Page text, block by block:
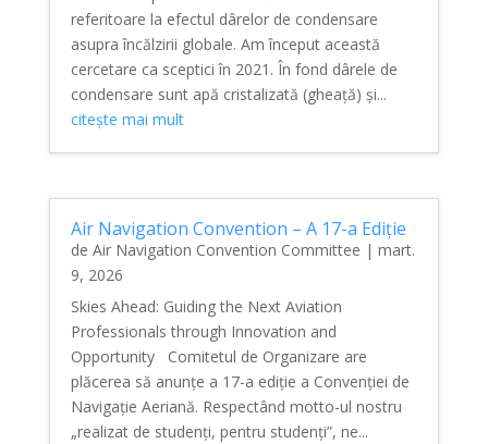
referitoare la efectul dârelor de condensare
asupra încălzirii globale. Am început această
cercetare ca sceptici în 2021. În fond dârele de
condensare sunt apă cristalizată (gheață) și...
citește mai mult
Air Navigation Convention – A 17-a Ediție
de Air Navigation Convention Committee | mart.
9, 2026
Skies Ahead: Guiding the Next Aviation
Professionals through Innovation and
Opportunity Comitetul de Organizare are
plăcerea să anunțe a 17-a ediție a Convenției de
Navigație Aeriană. Respectând motto-ul nostru
„realizat de studenți, pentru studenți”, ne...